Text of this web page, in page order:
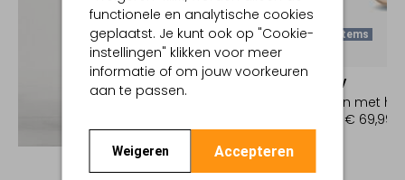
functionele en analytische cookies
geplaatst. Je kunt ook op "Cookie-
instellingen" klikken voor meer
informatie of om jouw voorkeuren
aan te passen.
Weigeren Accepteren
Ontdek de look
Laatste Items
NOTRE-V
Sandalen met
€ 69,99